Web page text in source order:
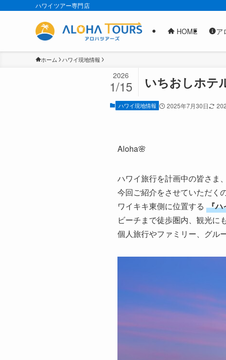
ハワイツアー専門店
HOME ア
ホーム ハワイ現地情報
いちおしホテ
2026
1/15
ハワイ現地情報 2025年7月30日
Aloha🌸
ハワイ旅行を計画中の皆さま
今回ご紹介をさせていただく
ワイキキ東側に位置する 『ハ
ビーチまで徒歩圏内、観光に
個人旅行やファミリー、グル